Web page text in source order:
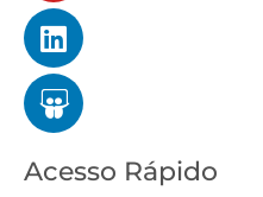
Acesso Rápido